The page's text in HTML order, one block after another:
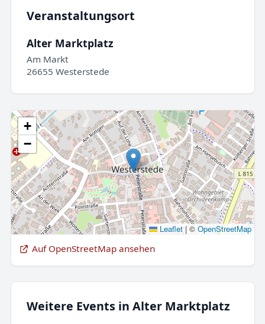
Veranstaltungsort
Alter Marktplatz
Am Markt
26655 Westerstede
+
−
Leaflet |© OpenStreetMap
Auf OpenStreetMap ansehen
Weitere Events in Alter Marktplatz